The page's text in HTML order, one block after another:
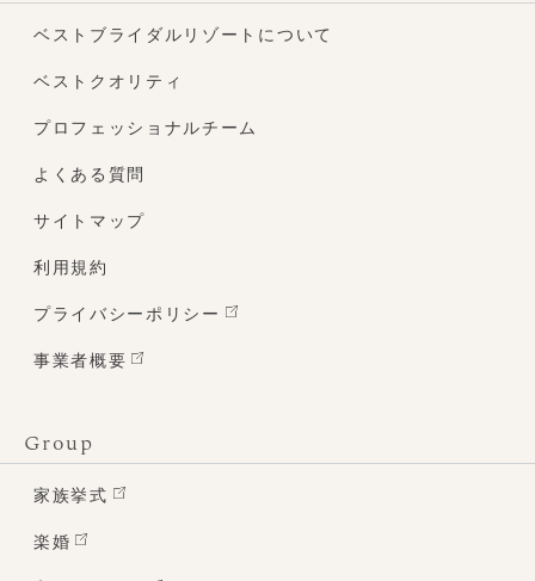
ベストブライダルリゾートについて
ベストクオリティ
プロフェッショナルチーム
よくある質問
サイトマップ
利用規約
プライバシーポリシー
事業者概要
Group
家族挙式
楽婚